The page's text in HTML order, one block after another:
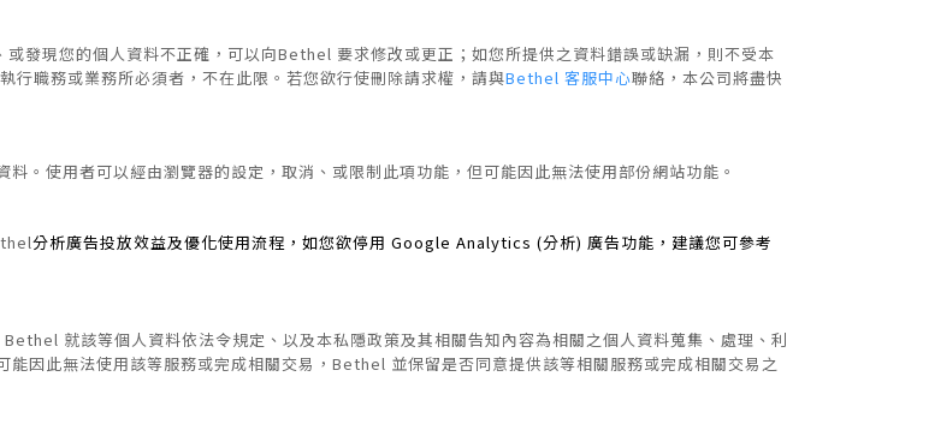
發現您的個人資料不正確，可以向Bethel 要求修改或更正；如您所提供之資料錯誤或缺漏，則不受本
職務或業務所必須者，不在此限。 若您欲行使刪除請求權，請與Bethel 客服中心聯絡，本公司將盡快
。使用者可以經由瀏覽器的設定，取消、或限制此項功能，但可能因此無法使用部份網站功能。
分析廣告投放效益及優化使用流程，如您欲停用 Google Analytics (分析) 廣告功能，建議您可參考
就該等個人資料依法令規定、以及本私隱政策及其相關告知內容為相關之個人資料蒐集、處理、利
因此無法使用該等服務或完成相關交易，Bethel 並保留是否同意提供該等相關服務或完成相關交易之